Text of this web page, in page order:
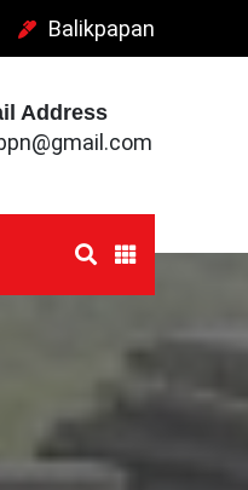
Balikpapan
Address